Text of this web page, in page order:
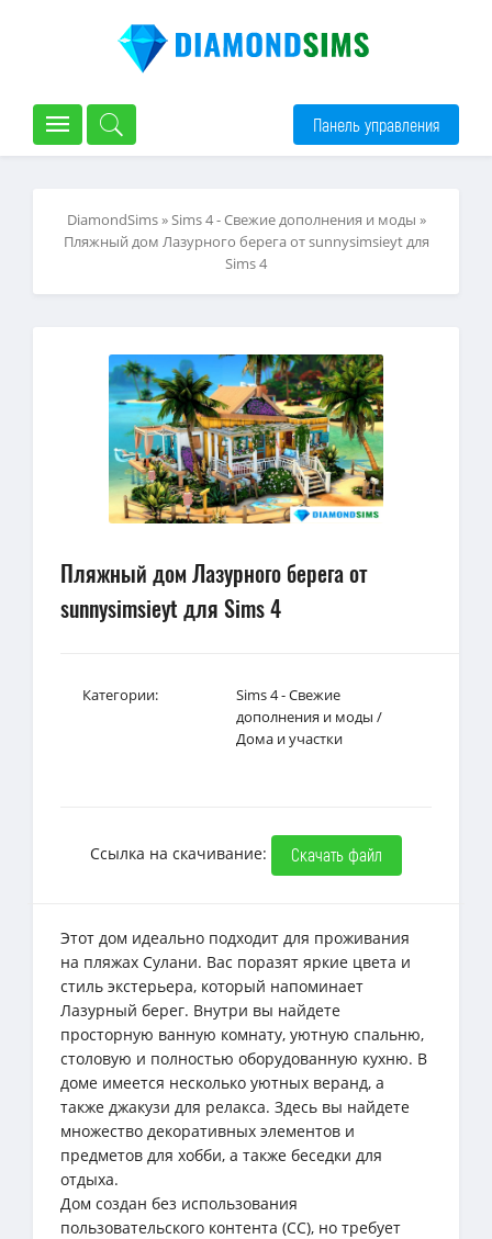
Панель управления
DiamondSims»Sims 4 - Свежие дополнения и моды »
Пляжный дом Лазурного берега от sunnysimsieyt для
Sims 4
Пляжный дом Лазурного берега от
sunnysimsieyt для Sims 4
Категории:
Sims 4 - Свежие
дополнения и моды /
Дома и участки
Ссылка на скачивание: Скачать файл
Этот дом идеально подходит для проживания
на пляжах Сулани. Вас поразят яркие цвета и
стиль экстерьера, который напоминает
Лазурный берег. Внутри вы найдете
просторную ванную комнату, уютную спальню,
столовую и полностью оборудованную кухню. В
доме имеется несколько уютных веранд, а
также джакузи для релакса. Здесь вы найдете
множество декоративных элементов и
предметов для хобби, а также беседки для
отдыха.
Дом создан без использования
пользовательского контента (CC), но требует